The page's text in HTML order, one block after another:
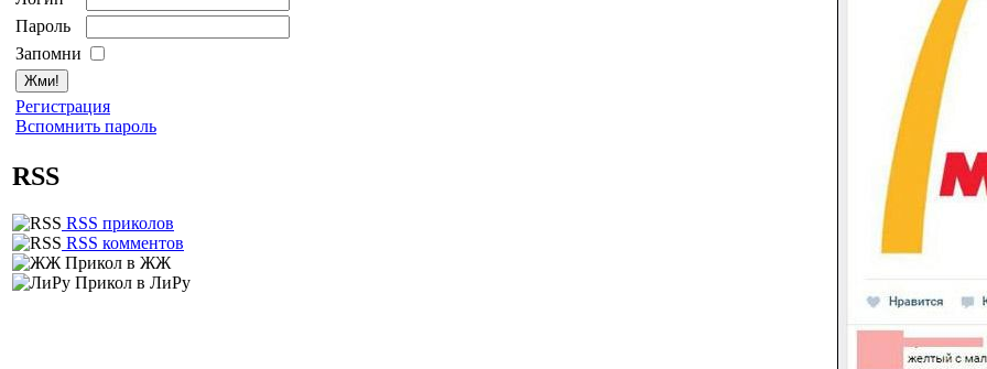
Пароль
Запомни
Регистрация
Вспомнить пароль
RSS
RSS приколов
RSS комментов
Прикол в ЖЖ
Прикол в ЛиРу